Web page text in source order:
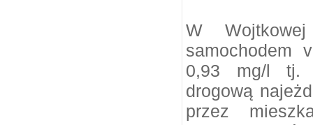
W
samochodem
0,93 mg/l tj.
drogową
przez